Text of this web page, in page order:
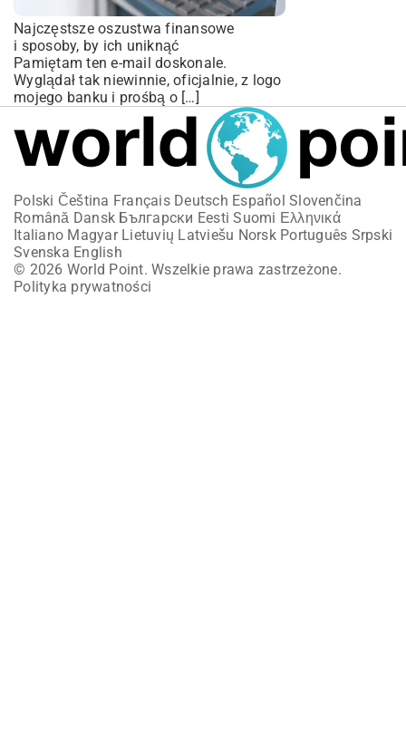
Najczęstsze oszustwa finansowe
i sposoby, by ich uniknąć
Pamiętam ten e-mail doskonale.
Wyglądał tak niewinnie, oficjalnie, z logo
mojego banku i prośbą o […]
Polski Čeština Français Deutsch Español Slovenčina
Română Dansk Български Eesti Suomi Ελληνικά
Italiano Magyar Lietuvių Latviešu Norsk Português Srpski
Svenska English
© 2026 World Point. Wszelkie prawa zastrzeżone.
Polityka prywatności